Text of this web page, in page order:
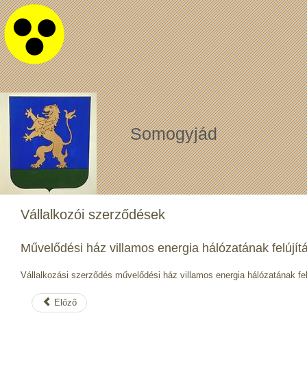
Somogyjád
Vállalkozói szerződések
Művelődési ház villamos energia hálózatának
Vállalkozási szerződés művelődési ház villamos energia hálózatának
Előző